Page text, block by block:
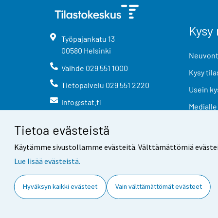
Tietoa evästeistä
Käytämme sivustollamme evästeitä. Välttämättömiä
Lue lisää evästeistä.
Hyväksyn kaikki evästeet Vain välttämättömät evästeet
Työpajankatu 13
00580 Helsinki
Vaihde 029 551 1000
Tietopalvelu 029 551 2220
info@stat.fi
Kysy
Usein
Medialle
Yhteystiedot Palaute